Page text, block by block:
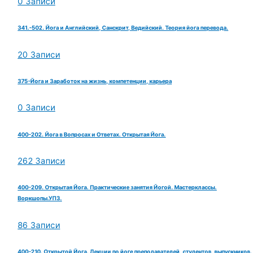
341.-502. Йога и Английский, Санскрит, Ведийский. Теория йога перевода.
20 Записи
375-Йога и Заработок на жизнь, компетенции, карьера
0 Записи
400-202. Йога в Вопросах и Ответах. Открытая Йога.
262 Записи
400-209. Открытая Йога. Практические занятия Йогой. Мастерклассы.
Воркшопы.УПЗ.
86 Записи
400-210. Открытой Йога. Лекции по йоге преподавателей, студентов, выпускников.